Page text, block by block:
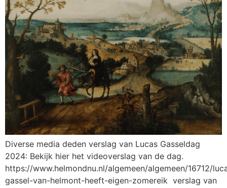
Diverse media deden verslag van Lucas Gasseldag
2024: Bekijk hier het videoverslag van de dag.
https://www.helmondnu.nl/algemeen/algemeen/16712/
gassel-van-helmont-heeft-eigen-zomereik verslag van